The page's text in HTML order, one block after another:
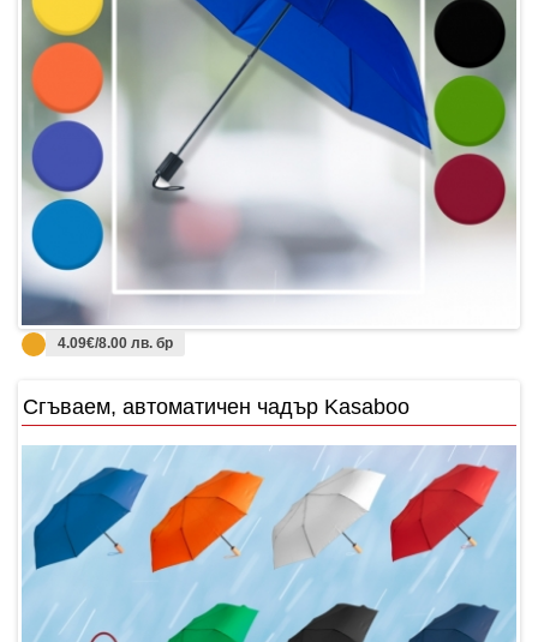
4.09€/8.00 лв. бр
Сгъваем, автоматичен чадър Kasaboo